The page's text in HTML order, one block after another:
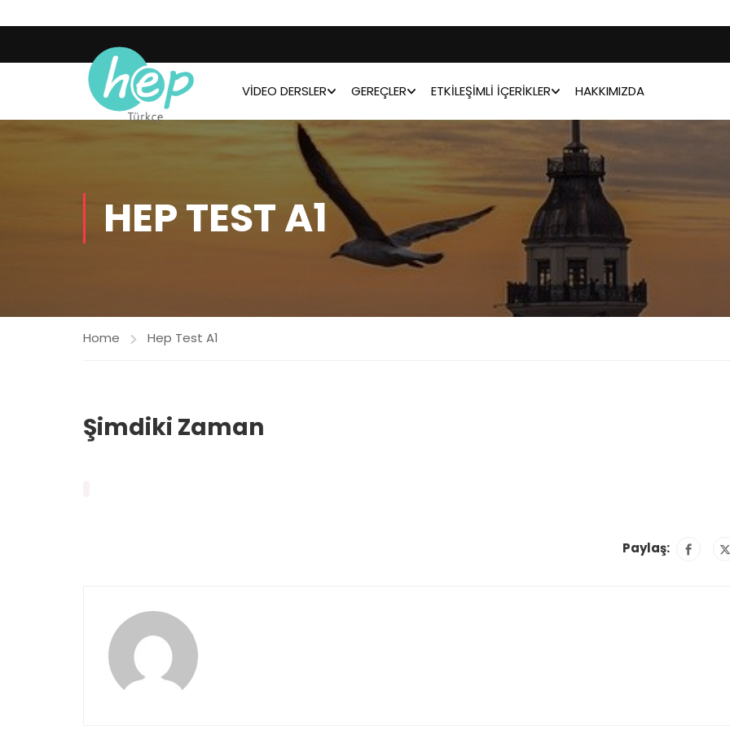
VIDEO DERSLER GEREÇLER ETKILEŞIMLI İÇERIKLER HAKKIMIZDA
HEP TEST A1
Home Hep Test A1
Şimdiki Zaman
Paylaş: